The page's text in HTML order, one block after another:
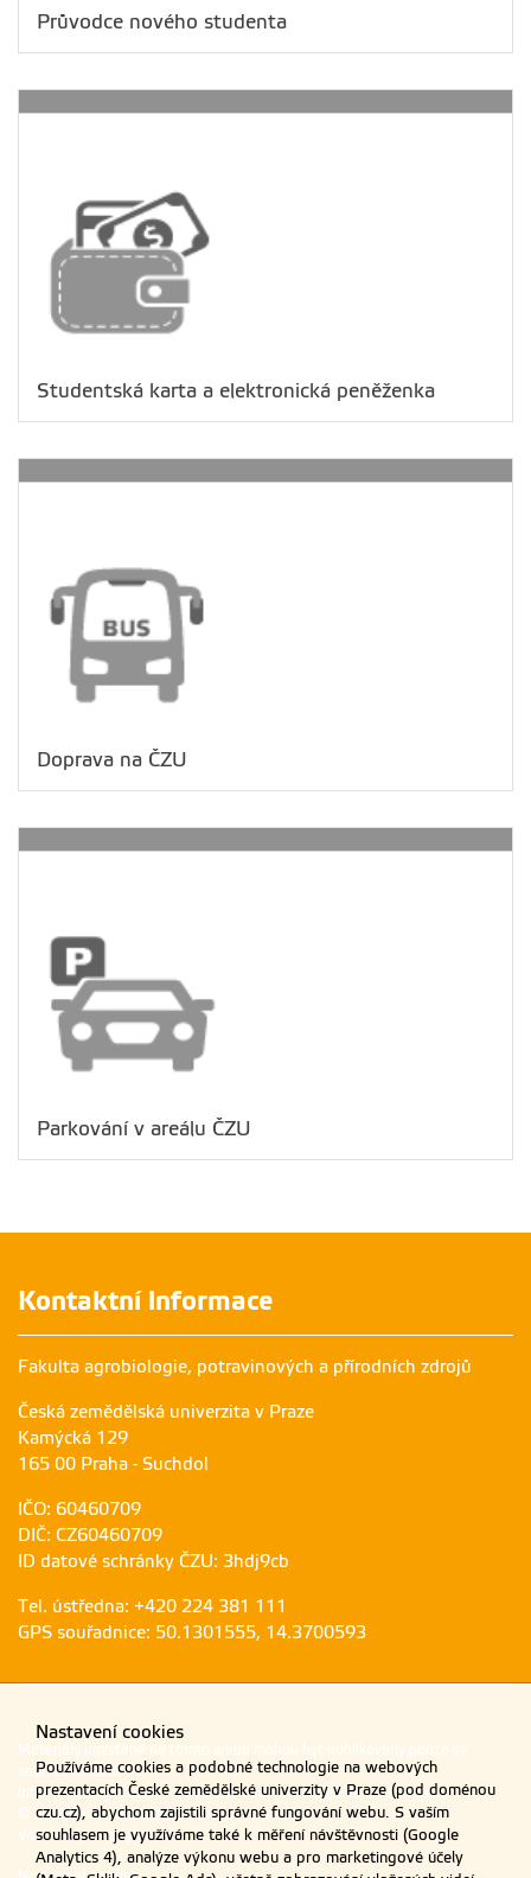
Průvodce nového studenta
Studentská karta a elektronická peněženka
Doprava na ČZU
Parkování v areálu ČZU
Kontaktní informace
Fakulta agrobiologie, potravinových a přírodních zdrojů
Česká zemědělská univerzita v Praze
Kamýcká 129
165 00 Praha - Suchdol
IČO: 60460709
DIČ: CZ60460709
ID datové schránky ČZU: 3hdj9cb
Tel. ústředna: +420 224 381 111
GPS souřadnice: 50.1301555, 14.3700593
Materiály umístěné na tomto webu mohou být publikovány pouze se
souhlasem ČZU.
Informace o zpracování a ochraně osobních údajů na ČZU v Praze.
© 2026 Česká zemědělská univerzita v Praze
Všechna práva vyhrazena
Nastavení cookies
Používáme cookies a podobné technologie na webových
prezentacích České zemědělské univerzity v Praze (pod doménou
czu.cz), abychom zajistili správné fungování webu. S vaším
souhlasem je využíváme také k měření návštěvnosti (Google
Analytics 4), analýze výkonu webu a pro marketingové účely